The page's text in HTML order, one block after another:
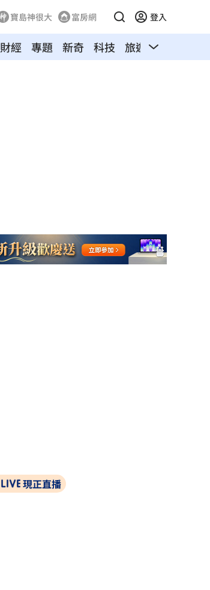
寶島神很大 富房網 登入
財經 專題 新奇 科技 旅遊 汽車
現正直播